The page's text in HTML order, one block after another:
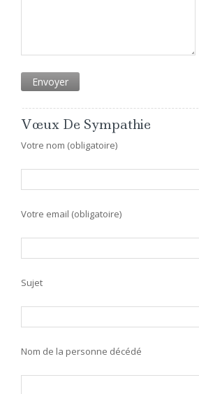
Vœux De Sympathie
Votre nom (obligatoire)
Votre email (obligatoire)
Sujet
Nom de la personne décédé